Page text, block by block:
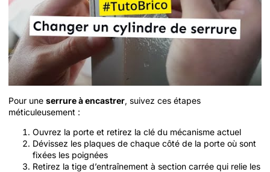
Pour une serrure à encastrer, suivez ces étapes
méticuleusement :
Ouvrez la porte et retirez la clé du mécanisme actuel
Dévissez les plaques de chaque côté de la porte où sont
fixées les poignées
Retirez la tige d’entraînement à section carrée qui relie les